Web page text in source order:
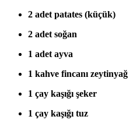
2 adet patates (küçük)
2 adet soğan
1 adet ayva
1 kahve fincanı zeytinyağ
1 çay kaşığı şeker
1 çay kaşığı tuz